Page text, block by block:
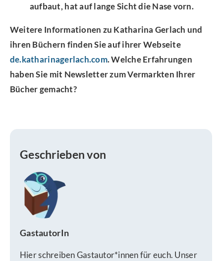
aufbaut, hat auf lange Sicht die Nase vorn.
Weitere Informationen zu Katharina Gerlach und
ihren Büchern finden Sie auf ihrer Webseite
de.katharinagerlach.com. Welche Erfahrungen
haben Sie mit Newsletter zum Vermarkten Ihrer
Bücher gemacht?
Geschrieben von
GastautorIn
Hier schreiben Gastautor*innen für euch. Unser